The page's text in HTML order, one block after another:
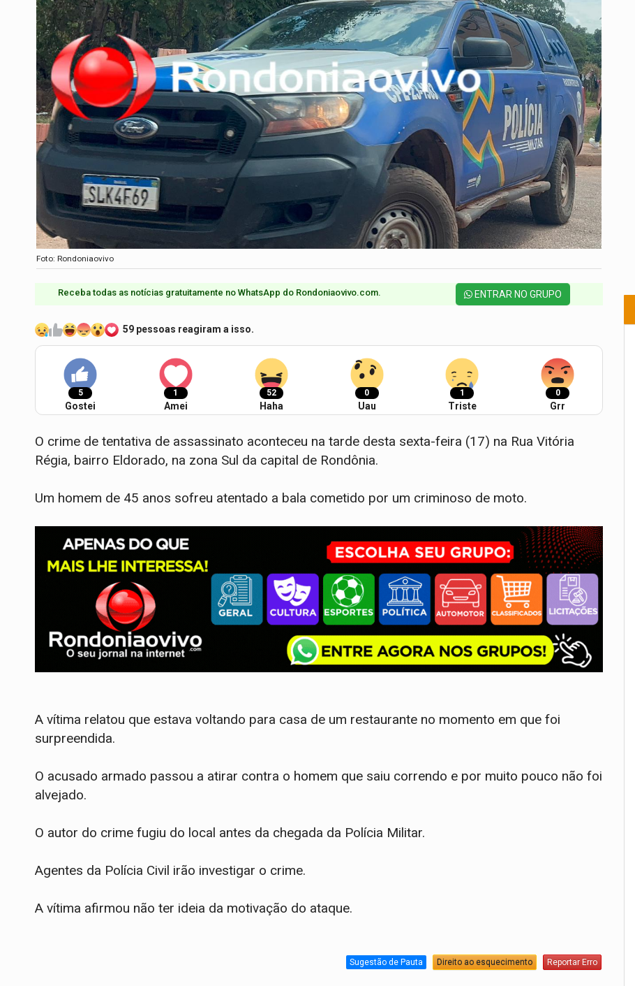
Foto: Rondoniaovivo
Receba todas as notícias gratuitamente no WhatsApp do Rondoniaovivo.com.​ ENTRAR NO GRUPO
59 pessoas reagiram a isso.
5
Gostei
1
Amei
52
Haha
0
Uau
1
Triste
0
Grr
O crime de tentativa de assassinato aconteceu na tarde desta sexta-feira (17) na Rua Vitória
Régia, bairro Eldorado, na zona Sul da capital de Rondônia.
Um homem de 45 anos sofreu atentado a bala cometido por um criminoso de moto.
A vítima relatou que estava voltando para casa de um restaurante no momento em que foi
surpreendida.
O acusado armado passou a atirar contra o homem que saiu correndo e por muito pouco não foi
alvejado.
O autor do crime fugiu do local antes da chegada da Polícia Militar.
Agentes da Polícia Civil irão investigar o crime.
A vítima afirmou não ter ideia da motivação do ataque.
Sugestão de Pauta Direito ao esquecimento Reportar Erro